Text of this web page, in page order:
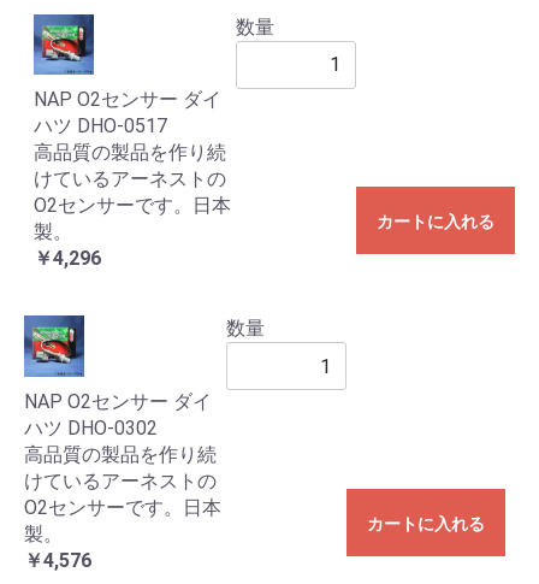
NAP O2センサー ダイ
ハツ DHO-0517
高品質の製品を作り続
けているアーネストの
O2センサーです。日本
製。
￥4,296
数量
カートに入れる
NAP O2センサー ダイ
ハツ DHO-0302
高品質の製品を作り続
けているアーネストの
O2センサーです。日本
製。
￥4,576
数量
カートに入れる